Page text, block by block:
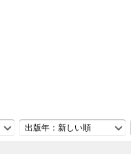
出版年：新しい順